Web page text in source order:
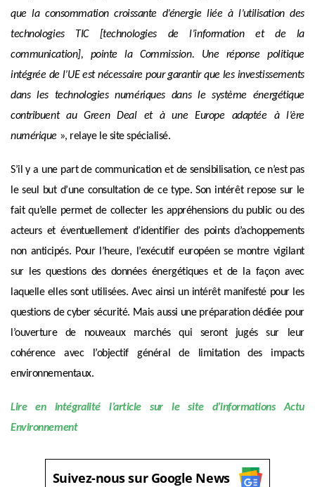
que la consommation croissante d’énergie liée à l’utilisation des
technologies TIC [technologies de l’information et de la
communication],
pointe la Commission.
Une réponse politique
intégrée de l’UE est nécessaire pour garantir que les investissements
dans les technologies numériques dans le système énergétique
contribuent au
Green Deal et à une
Europe adaptée à l’ère
numérique », relaye le site spécialisé.
S’il y a une part de communication et de sensibilisation, ce n’est pas
le seul but d’une consultation de ce type. Son intérêt repose sur le
fait qu’elle permet de collecter les appréhensions du public ou des
acteurs et éventuellement d’identifier des points d’achoppements
non anticipés. Pour l’heure, l’exécutif européen se montre vigilant
sur les questions des données énergétiques et de la façon avec
laquelle elles sont utilisées. Avec ainsi un intérêt manifesté pour les
questions de cyber sécurité. Mais aussi une préparation dédiée pour
l’ouverture de nouveaux marchés qui seront jugés sur leur
cohérence avec l’objectif général de limitation des impacts
environnementaux.
Lire en intégralité l’article sur le site d’informations Actu
Environnement
Suivez-nous sur Google News